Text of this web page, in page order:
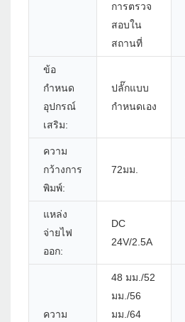
การตรวจ
สอบใน
สถานที่
ข้อ
กำหนด
อุปกรณ์
เสริม:
ปลั๊กแบบ
กำหนดเอง
ความ
กว้างการ
พิมพ์:
72มม.
แหล่ง
จ่ายไฟ
ออก:
DC
24V/2.5A
ความ
48 มม./52
มม./56
มม./64